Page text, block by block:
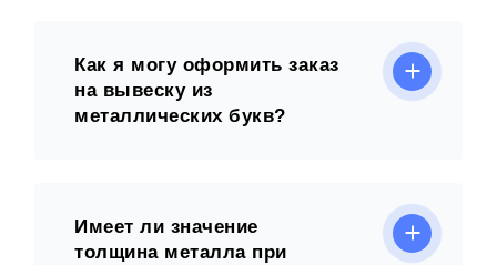
Как я могу оформить заказ
на вывеску из
металлических букв?
Имеет ли значение
толщина металла при